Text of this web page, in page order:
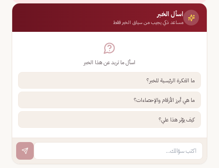
اسأل الخبر
مساعد ذكي يجيب من سياق الخبر فقط
اسأل ما تريد عن هذا الخبر
ما الفكرة الرئيسية للخبر؟
ما هي أبرز الأرقام والإحصاءات؟
كيف يؤثر هذا علي؟